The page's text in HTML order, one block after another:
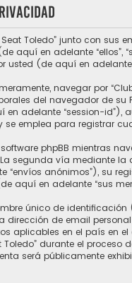
Toledo” junto con sus
en adelante “ellos”,
usted (de aquí en adelante
navegar por
del navegador de
adelante “session-id”),
se emplea para registrar
phpBB mientras
segunda vía mediante
anónimos”), su
aquí en adelante “sus
único de
de email
aplicables en el país en
durante el proceso
será públicamente